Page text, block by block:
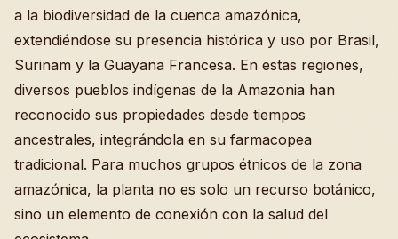
a la biodiversidad de la cuenca amazónica,
extendiéndose su presencia histórica y uso por Brasil,
Surinam y la Guayana Francesa. En estas regiones,
diversos pueblos indígenas de la Amazonia han
reconocido sus propiedades desde tiempos
ancestrales, integrándola en su farmacopea
tradicional. Para muchos grupos étnicos de la zona
amazónica, la planta no es solo un recurso botánico,
sino un elemento de conexión con la salud del